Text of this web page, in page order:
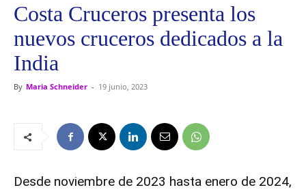
Costa Cruceros presenta los
nuevos cruceros dedicados a la
India
By Maria Schneider - 19 junio, 2023
Desde noviembre de 2023 hasta enero de 2024,